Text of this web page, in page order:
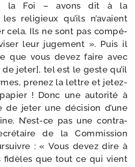
la Foi – avons dit à la
reli­gieux qu’ils n’avaient
cela. Ils ne sont pas com­pé­
leur juge­ment ». Puis il
que vous devez faire avec
jeter], tel est le geste qu’il
pre­nez la lettre et jetez-​
! Donc une auto­ri­té à
de jeter une déci­sion d’une
N’est-ce pas une contra­
de la Commission
: « Vous devez dire à
fidèles que tout ce qui vient